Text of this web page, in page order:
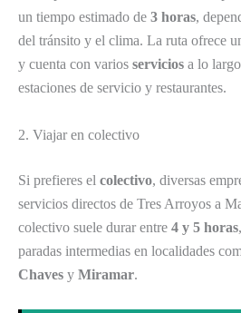
un tiempo estimado de 3 horas,
del tránsito y el clima. La ruta ofrece
y cuenta con varios servicios a lo
estaciones de servicio y restaurantes.
2. Viajar en colectivo
Si prefieres el colectivo, diversas
servicios directos de Tres Arroyos a
colectivo suele durar entre 4 y 5 horas
paradas intermedias en localidades
Chaves y Miramar.